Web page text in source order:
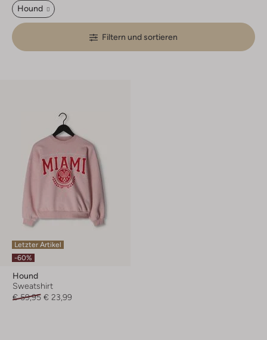
Hound
Filtern und sortieren
Letzter Artikel
-60%
Hound
Sweatshirt
€ 59,95 € 23,99